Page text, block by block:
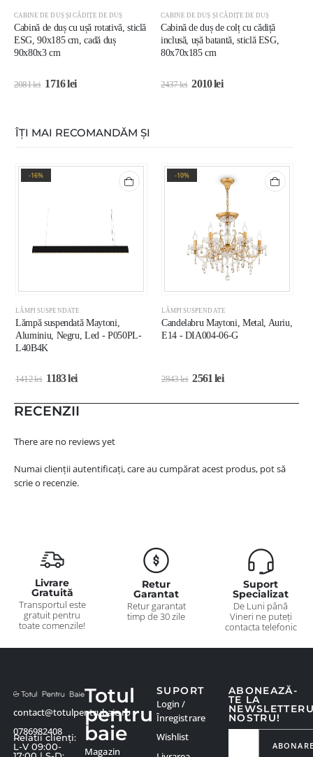
CABINE DE DUȘ ȘI CĂDIȚE DE DUȘ
Cabină de duș cu ușă rotativă, sticlă
ESG, 90x185 cm, cadă duș
90x80x3 cm
2081lei 1716lei
CABINE DE DUȘ ȘI CĂDIȚE DE DUȘ
Cabină de duș de colț cu cădiță
inclusă, ușă batantă, sticlă ESG,
80x70x185 cm
2437lei 2010lei
ÎȚI MAI RECOMANDĂM ȘI
-16%
LĂMPI SUSPENDATE
Lămpă suspendată Maytoni,
Aluminiu, Negru, Led - P050PL-
L40B4K
1412lei 1183lei
-10%
LĂMPI SUSPENDATE
Candelabru Maytoni, Metal, Auriu,
E14 - DIA004-06-G
2843lei 2561lei
RECENZII
There are no reviews yet
Numai clienții autentificați, care au cumpărat acest produs, pot să
scrie o recenzie.
Livrare
Gratuită
Transportul este
gratuit pentru
toate comenzile!
Retur
Garantat
Retur garantat
timp de 30 zile
Suport
Specializat
De Luni până
Vineri ne puteți
contacta telefonic
contact@totulpentrubaie.ro
0786982408
Relatii clienți:
L-V 09:00-
ABONEAZĂ-
TE LA
NOSTRU!
Totul
pentru
baie
Magazin
SUPORT
Login /
Înregistrare
Wishlist